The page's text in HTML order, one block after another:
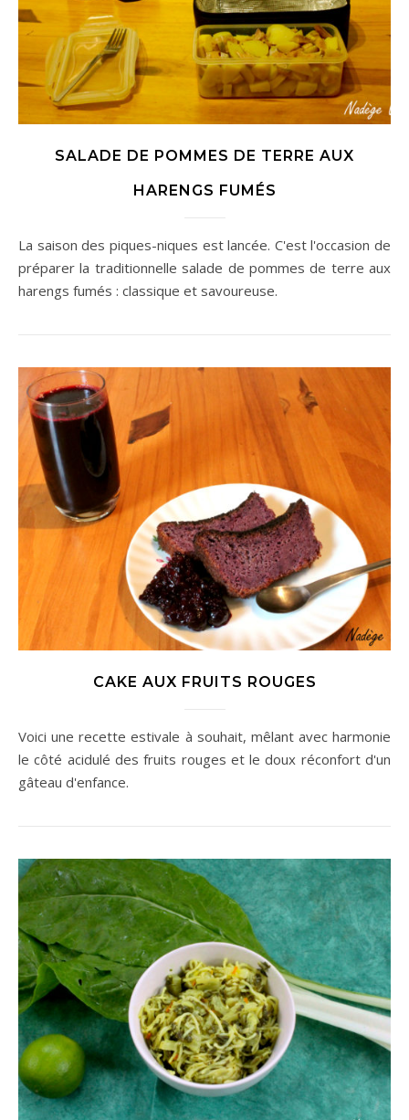
SALADE DE POMMES DE TERRE AUX
HARENGS FUMÉS
La saison des piques-niques est lancée. C'est l'occasion de
préparer la traditionnelle salade de pommes de terre aux
harengs fumés : classique et savoureuse.
CAKE AUX FRUITS ROUGES
Voici une recette estivale à souhait, mêlant avec harmonie
le côté acidulé des fruits rouges et le doux réconfort d'un
gâteau d'enfance.